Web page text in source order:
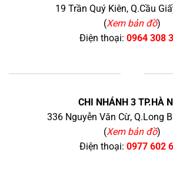
19 Trần Quý Kiên, Q.Cầu
(Xem bản đồ)
Điện thoại: 0964 308
CHI NHÁNH 3 TP.HÀ
336 Nguyễn Văn Cừ, Q.Long
(Xem bản đồ)
Điện thoại: 0977 602